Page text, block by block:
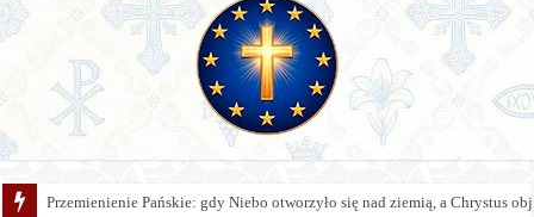
Przemienienie Pańskie: gdy Niebo otworzyło się nad ziemią, a Chrystus